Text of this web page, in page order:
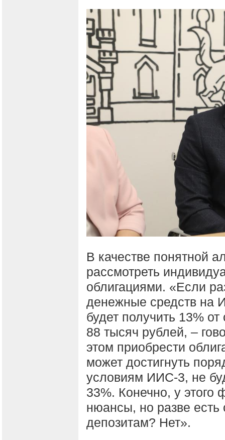
В качестве понятной
рассмотреть
облигациями. «Если
денежные средств
будет получить 13%
88 тысяч рублей, –
этом приобрести
может достигнуть
условиям ИИС-3, не
33%. Конечно, у этого
нюансы, но разве есть
депозитам? Нет».